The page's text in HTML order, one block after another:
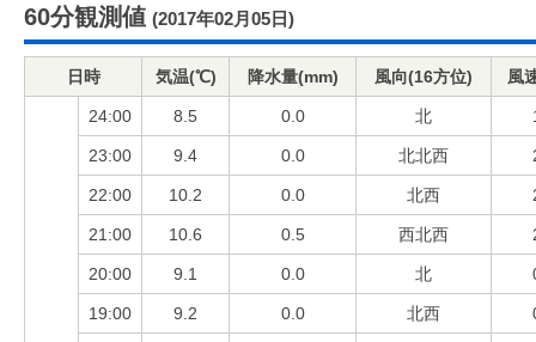
60分観測値 (2017年02月05日)
日時 気温(℃) 降水量(mm) 風向(16方位) 風
24:00 8.5 0.0 北
23:00 9.4 0.0 北北西
22:00 10.2 0.0 北西
21:00 10.6 0.5 西北西
20:00 9.1 0.0 北
19:00 9.2 0.0 北西